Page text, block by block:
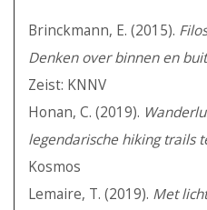
Brinckmann, E. (2015).
Denken over binnen en
Zeist: KNNV
Honan, C. (2019).
legendarische hiking trails
Kosmos
Lemaire, T. (2019). Met